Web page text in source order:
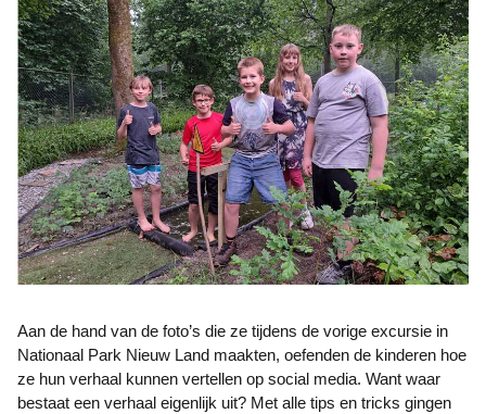
Aan de hand van de foto’s die ze tijdens de vorige excursie in
Nationaal Park Nieuw Land maakten, oefenden de kinderen hoe
ze hun verhaal kunnen vertellen op social media. Want waar
bestaat een verhaal eigenlijk uit? Met alle tips en tricks gingen